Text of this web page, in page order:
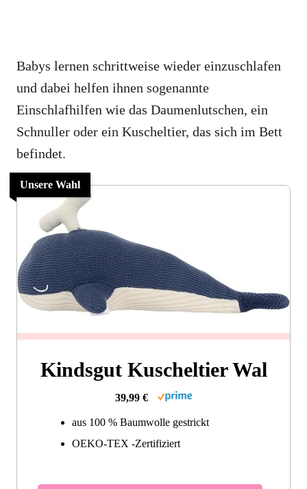
Babys lernen schrittweise wieder einzuschlafen
und dabei helfen ihnen sogenannte
Einschlafhilfen wie das Daumenlutschen, ein
Schnuller oder ein Kuscheltier, das sich im Bett
befindet.
Unsere Wahl
Kindsgut Kuscheltier Wal
39,99 €
aus 100 % Baumwolle gestrickt
OEKO-TEX -Zertifiziert